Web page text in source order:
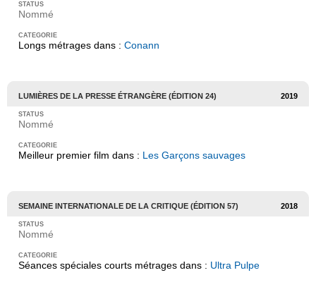
Nommé
Longs métrages dans : Conann
LUMIÈRES DE LA PRESSE ÉTRANGÈRE (ÉDITION 24) 2019
Nommé
Meilleur premier film dans : Les Garçons sauvages
SEMAINE INTERNATIONALE DE LA CRITIQUE (ÉDITION 57) 2018
Nommé
Séances spéciales courts métrages dans : Ultra Pulpe